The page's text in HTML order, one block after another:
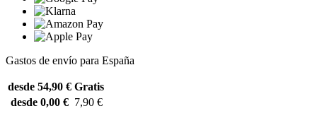
Gastos de envío para España
desde 54,90 € Gratis
desde 0,00 € 7,90 €